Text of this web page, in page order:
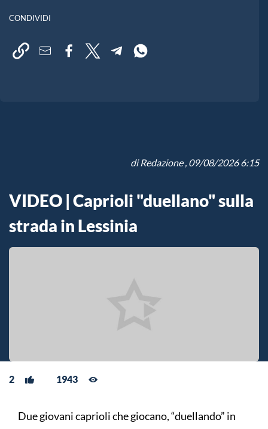
CONDIVIDI
diRedazione, 09/08/2026 6:15
VIDEO | Caprioli "duellano" sulla
strada in Lessinia
2 1943
Due giovani caprioli che giocano, “duellando” in